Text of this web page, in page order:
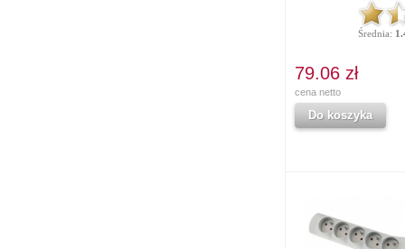
Średnia:
79.06 zł
cena netto
Do koszyka